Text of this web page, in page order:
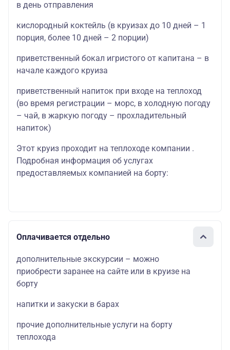
в день отправления
кислородный коктейль (в круизах до 10 дней – 1
порция, более 10 дней – 2 порции)
приветственный бокал игристого от капитана – в
начале каждого круиза
приветственный напиток при входе на теплоход
(во время регистрации – морс, в холодную погоду
– чай, в жаркую погоду – прохладительный
напиток)
Этот круиз проходит на теплоходе компании .
Подробная информация об услугах
предоставляемых компанией на борту:
Оплачивается отдельно
дополнительные экскурсии – можно
приобрести заранее на сайте или в круизе на
борту
напитки и закуски в барах
прочие дополнительные услуги на борту
теплохода